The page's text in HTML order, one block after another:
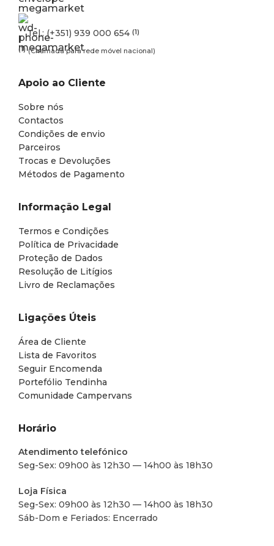
Tel.: (+351) 939 000 654 (1)
(1) (Chamada para rede móvel nacional)
Apoio ao Cliente
Sobre nós
Contactos
Condições de envio
Parceiros
Trocas e Devoluções
Métodos de Pagamento
Informação Legal
Termos e Condições
Política de Privacidade
Proteção de Dados
Resolução de Litígios
Livro de Reclamações
Ligações Úteis
Área de Cliente
Lista de Favoritos
Seguir Encomenda
Portefólio Tendinha
Comunidade Campervans
Horário
Atendimento telefónico
Seg-Sex: 09h00 às 12h30 — 14h00 às 18h30
Loja Física
Seg-Sex: 09h00 às 12h30 — 14h00 às 18h30
Sáb-Dom e Feriados: Encerrado